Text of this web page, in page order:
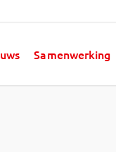
Samenwerking